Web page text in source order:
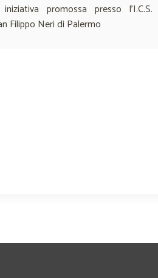
iniziativa promossa presso l’I.C.S.
Filippo Neri di Palermo